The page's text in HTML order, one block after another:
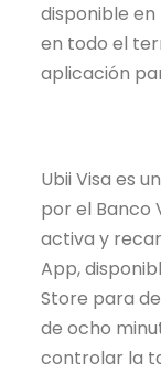
disponible
en todo el
aplicación
Ubii Visa es
por el Banco
activa y
App,
Store para
de ocho
controlar la